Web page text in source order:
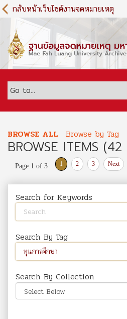
S
k
m
c
กลับหน้าเว็บไซต์งานจดหมายเหตุ
BROWSE ALL Browse by Tag
BROWSE ITEMS
Page 1 of 3 1 2 3 Next
Search for Keywords
Search By Tag
Search By Collection